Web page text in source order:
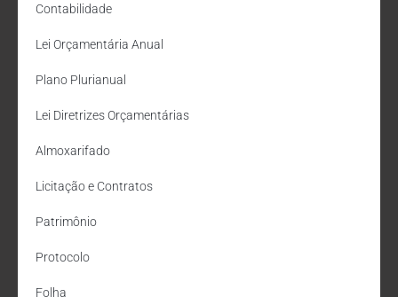
Contabilidade
Lei Orçamentária Anual
Plano Plurianual
Lei Diretrizes Orçamentárias
Almoxarifado
Licitação e Contratos
Patrimônio
Protocolo
Folha